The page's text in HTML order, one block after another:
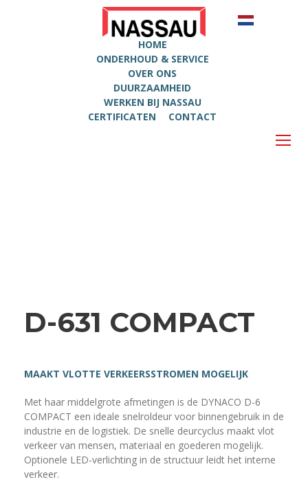
HOME
ONDERHOUD & SERVICE
OVER ONS
DUURZAAMHEID
WERKEN BIJ NASSAU
CERTIFICATEN
CONTACT
D-631 COMPACT
MAAKT VLOTTE VERKEERSSTROMEN MOGELIJK
Met haar middelgrote afmetingen is de DYNACO D-6
COMPACT een ideale snelroldeur voor binnengebruik in de
industrie en de logistiek. De snelle deurcyclus maakt vlot
verkeer van mensen, materiaal en goederen mogelijk.
Optionele LED-verlichting in de structuur leidt het interne
verkeer.